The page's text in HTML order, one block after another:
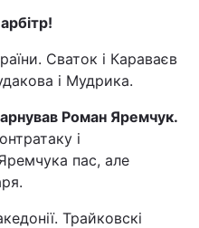
Сваток і Караваєв
і Мудрика.
Роман Яремчук.
і
пас, але
Трайковскі